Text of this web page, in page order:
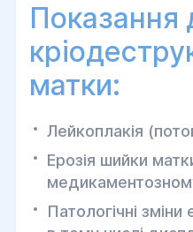
Показання
матки:
Лейкоплакія
Ерозія шийки
Патологічні